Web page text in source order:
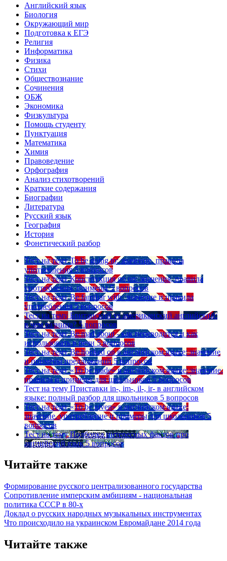
Английский язык
Биология
Окружающий мир
Подготовка к ЕГЭ
Религия
Информатика
Физика
Стихи
Обществознание
Сочинения
ОБЖ
Экономика
Физкультура
Помощь студенту
Пунктуация
Математика
Химия
Правоведение
Орфография
Анализ стихотворений
Краткие содержания
Биографии
Литература
Русский язык
География
История
Фонетический разбор
Тест на тему To be going to: значение, правила
употребления 5 вопросов
Тест на тему Конструкция go on: значения, правила
употребления, примеры 5 вопросов
Тест на тему Be familiar with: значение и правила
употребления 5 вопросов
Тест на тему Британский vs американский английский:
в чем разница? 5 вопросов
Тест на тему Be mad about - как переводится и как
использовать в речи 5 вопросов
Тест на тему Be hooked on в английском языке: значение
и примеры предложений 5 вопросов
Тест на тему «To be made» в английском языке: значение,
правила и примеры для школьников 5 вопросов
Тест на тему Приставки in-, im-, il-, ir- в английском
языке: полный разбор для школьников 5 вопросов
Тест на тему «To be given» в английском языке:
значение, употребление и примеры для школьников 5
вопросов
Тест на тему Подборка интересных фактов про
английский язык 5 вопросов
Читайте также
Формирование русского централизованного государства
Сопротивление имперским амбициям - национальная
политика СССР в 80-х
Доклад о русских народных музыкальных инструментах
Что происходило на украинском Евромайдане 2014 года
Читайте также